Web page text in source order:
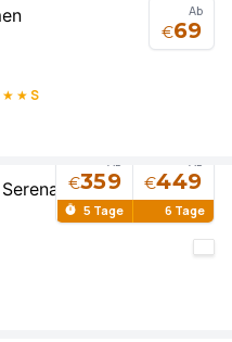
Ab
€69
★ ★S
€359
5 Tage
€449
6 Tage